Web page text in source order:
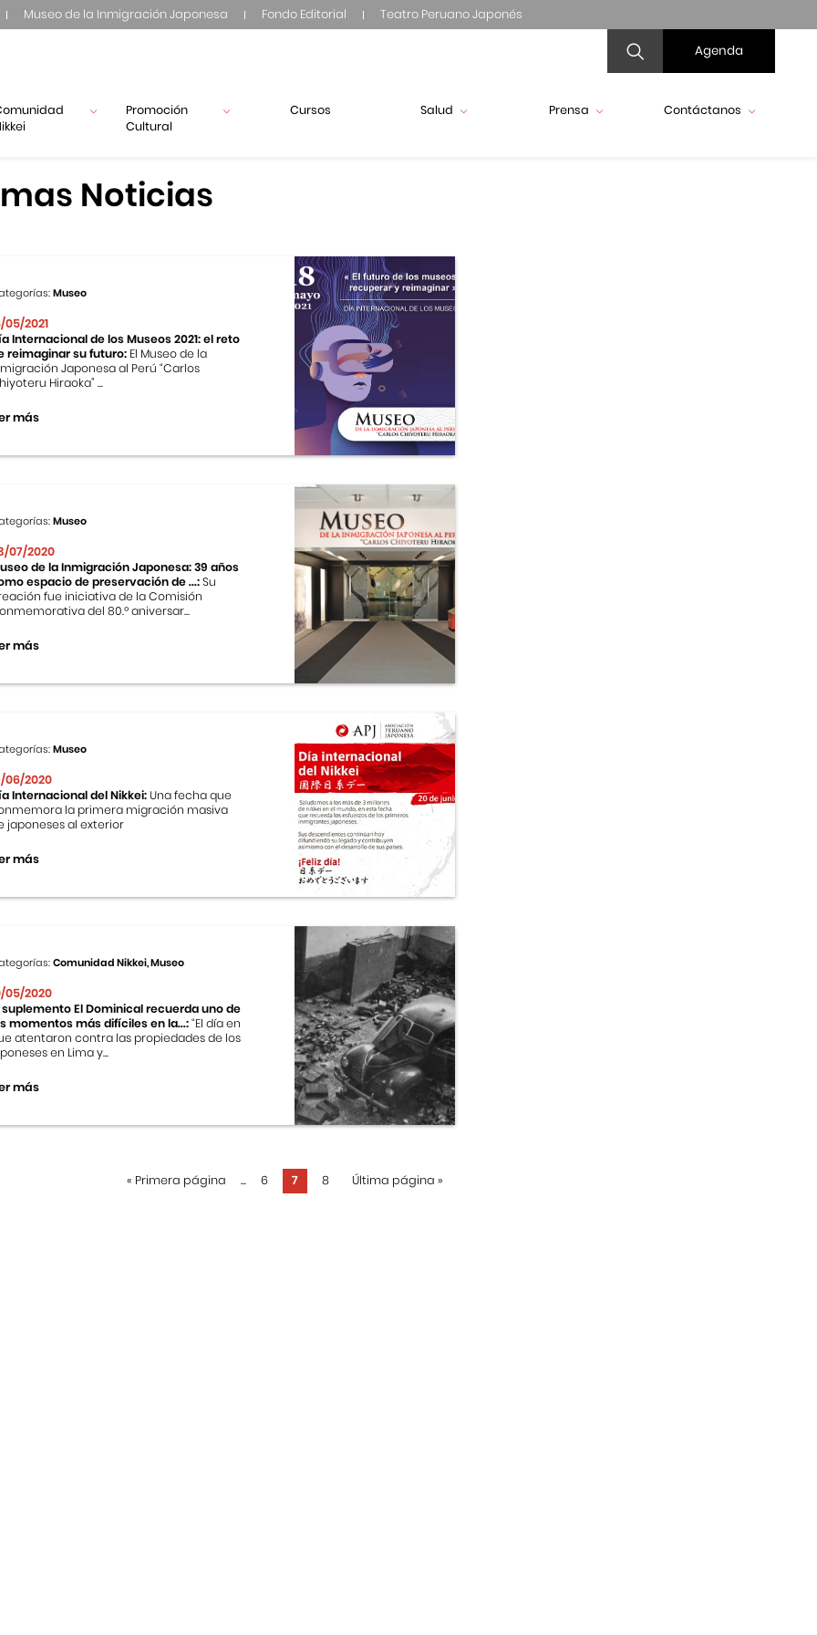
Museo de la Inmigración Japonesa Fondo Editorial Teatro Peruano Japonés
Agenda
Promoción
Cultural
Cursos Salud Prensa Contáctanos
Noticias
Museo
05/2021
Internacional de los Museos 2021: el reto
reimaginar su futuro: El Museo de la
Japonesa al Perú “Carlos
Hiraoka” ...
más
Museo
07/2020
de la Inmigración Japonesa: 39 años
espacio de preservación de ...:Su
fue iniciativa de la Comisión
del 80.º aniversar...
más
Museo
06/2020
Internacional del Nikkei:Una fecha que
la primera migración masiva
japoneses al exterior
más
Comunidad Nikkei, Museo
05/2020
suplemento El Dominical recuerda uno de
momentos más difíciles en la...:“El día en
atentaron contra las propiedades de los
en Lima y...
más
« Primera página ... 6 7 8 Última página »